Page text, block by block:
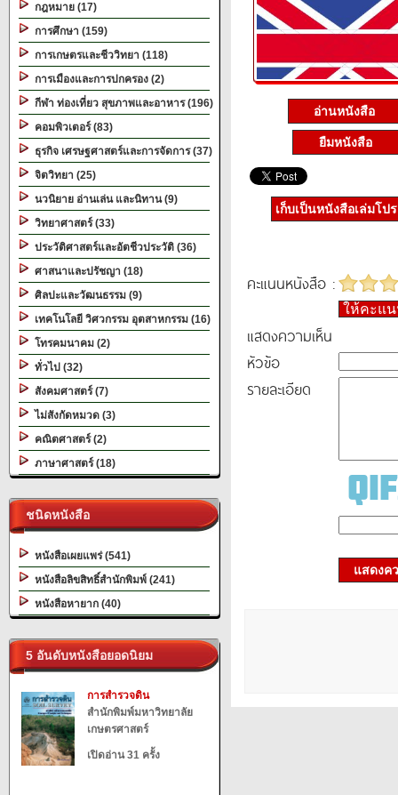
กฎหมาย (17)
การศึกษา (159)
การเกษตรและชีววิทยา (118)
การเมืองและการปกครอง (2)
กีฬา ท่องเที่ยว สุขภาพและอาหาร (196)
คอมพิวเตอร์ (83)
ธุรกิจ เศรษฐศาสตร์และการจัดการ (37)
จิตวิทยา (25)
นวนิยาย อ่านเล่น และนิทาน (9)
วิทยาศาสตร์ (33)
ประวัติศาสตร์และอัตชีวประวัติ (36)
ศาสนาและปรัชญา (18)
ศิลปะและวัฒนธรรม (9)
เทคโนโลยี วิศวกรรม อุตสาหกรรม (16)
โทรคมนาคม (2)
ทั่วไป (32)
สังคมศาสตร์ (7)
ไม่สังกัดหมวด (3)
คณิตศาสตร์ (2)
ภาษาศาสตร์ (18)
ชนิดหนังสือ
หนังสือเผยแพร่ (541)
หนังสือลิขสิทธิ์สำนักพิมพ์ (241)
หนังสือหายาก (40)
5 อันดับหนังสือยอดนิยม
การสำรวจดิน
สำนักพิมพ์มหาวิทยาลัย
เกษตรศาสตร์
เปิดอ่าน 31 ครั้ง
อ่านหนังสือ
ยืมหนังสือ
เก็บเป็นหนังสือเล่มโป
คะแนนหนังสือ :
ให้คะแ
แสดงความเห็น
หัวข้อ
รายละเอียด
แสดงค